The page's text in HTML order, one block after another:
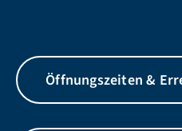
Öffnungszeiten &